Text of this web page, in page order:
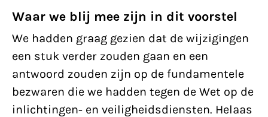
Waar we blij mee zijn in dit voorstel
We hadden graag gezien dat de wijzigingen
een stuk verder zouden gaan en een
antwoord zouden zijn op de fundamentele
bezwaren die we hadden tegen de Wet op de
inlichtingen- en veiligheidsdiensten. Helaas